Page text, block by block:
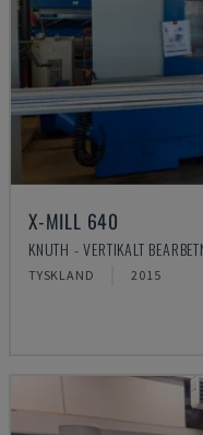
X-MILL 640
KNUTH - VERTIKALT
TYSKLAND 2015